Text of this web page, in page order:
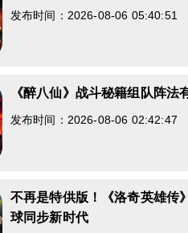
发布时间：2026-08-06 05:40:51
《醉八仙》战斗秘籍组队阵
发布时间：2026-08-06 02:42:47
不再是特供版！《洛奇英雄传
球同步新时代